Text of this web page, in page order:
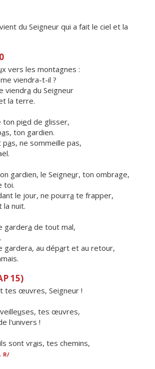
du Seigneur qui a fait le ciel et la
x vers les montagnes :
viendra-t-il ?
viendra du Seigneur
la terre.
ton pied de glisser,
as, ton gardien.
pas, ne sommeille pas,
gardien, le Seigneur, ton ombrage,
toi.
le jour, ne pourra te frapper,
la nuit.
gardera de tout mal,
gardera, au départ et au retour,
15)
tes œuvres, Seigneur !
uses, tes œuvres,
l'univers !
sont vrais, tes chemins,
R/